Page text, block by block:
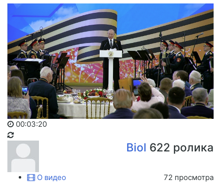
00:03:20
Biol 622 ролика
72 просмотра
О видео